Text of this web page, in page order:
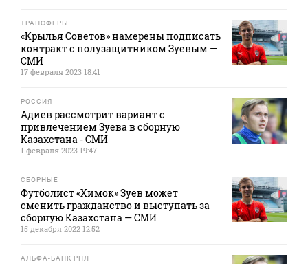
ТРАНСФЕРЫ
«Крылья Советов» намерены подписать
контракт с полузащитником Зуевым —
СМИ
17 февраля 2023 18:41
РОССИЯ
Адиев рассмотрит вариант с
привлечением Зуева в сборную
Казахстана - СМИ
1 февраля 2023 19:47
СБОРНЫЕ
Футболист «Химок» Зуев может
сменить гражданство и выступать за
сборную Казахстана — СМИ
15 декабря 2022 12:52
АЛЬФА-БАНК РПЛ